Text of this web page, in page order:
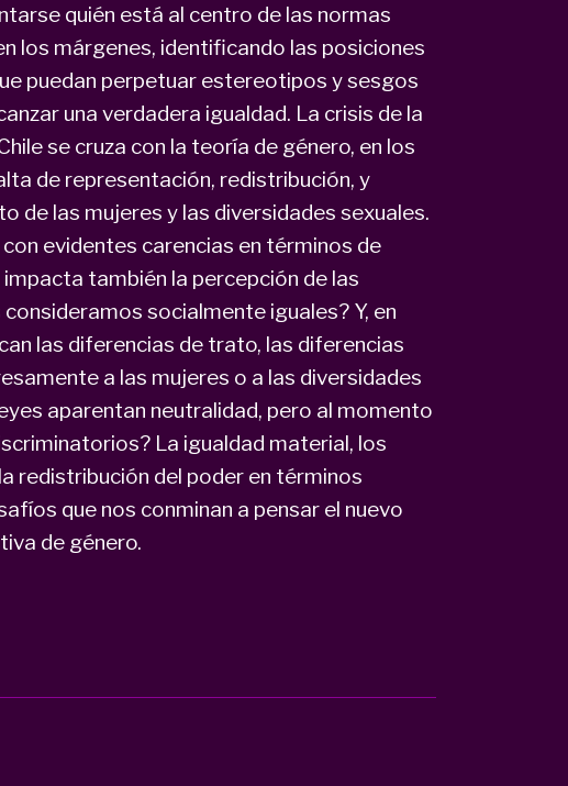
quién está al centro de las normas
los márgenes, identificando las posiciones
puedan perpetuar estereotipos y sesgos
una verdadera igualdad. La crisis de la
se cruza con la teoría de género, en los
de representación, redistribución, y
de las mujeres y las diversidades sexuales.
evidentes carencias en términos de
también la percepción de las
socialmente iguales? Y, en
las diferencias de trato, las diferencias
a las mujeres o a las diversidades
aparentan neutralidad, pero al momento
La igualdad material, los
redistribución del poder en términos
que nos conminan a pensar el nuevo
de género.